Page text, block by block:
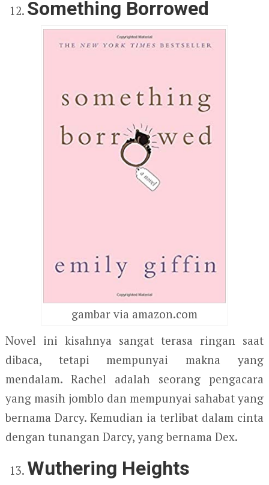
Something Borrowed
gambar via amazon.com
Novel ini kisahnya sangat terasa ringan saat
dibaca, tetapi mempunyai makna yang
mendalam. Rachel adalah seorang pengacara
yang masih jomblo dan mempunyai sahabat yang
bernama Darcy. Kemudian ia terlibat dalam cinta
dengan tunangan Darcy, yang bernama Dex.
Wuthering Heights